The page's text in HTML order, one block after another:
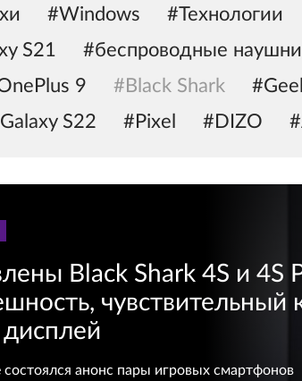
#Windows #Технологии
S21 #беспроводные
9 #Black Shark
S22 #Pixel #DIZO
Black Shark 4S и 4S
чувствительный
состоялся анонс пары игровых смартфонов